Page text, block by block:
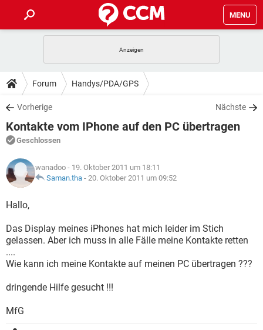
MENU
ANDROID IOS
WINDOWS 10
WHATSAPP TIKTOK
FACEBOOK
TIPPS & TRICKS
SPIELE STREAMING
WINDOWS 10
WHATSAPP
FACEBOOK HARDWARE
DOWNLOADS
SPIELE STREAMING
ANDROID
WINDOWS 10 INSTAGRAM
WHATSAPP
FACEBOOK
FORUM
SPIELE
ANDROID IOS
FACEBOOK HARDWARE
LEXIKON
SPIELE
ANDROID
WINDOWS 10 INSTAGRAM
FACEBOOK HARDWARE
Forum Handys/PDA/GPS
Vorherige Nächste
Kontakte vom IPhone auf den PC übertragen
Geschlossen
wanadoo - 19. Oktober 2011 um 18:11
Saman.tha - 20. Oktober 2011 um 09:52
Hallo,
Das Display meines iPhones hat mich leider im Stich
gelassen. Aber ich muss in alle Fälle meine Kontakte retten
....
Wie kann ich meine Kontakte auf meinen PC übertragen ???
dringende Hilfe gesucht !!!
MfG